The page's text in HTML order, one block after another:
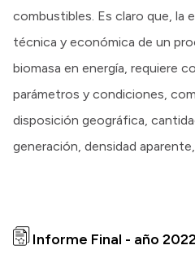
combustibles. Es claro que, la
técnica y económica de un
biomasa en energía, requiere
parámetros y condiciones,
disposición geográfica,
generación, densidad
Informe Final - año